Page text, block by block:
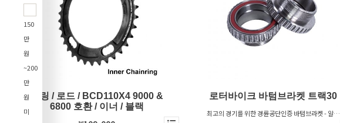
150
만
원
~200
만
원
미
큐링 / 로드 / BCD110X4 9000 &
6800 호환 / 이너 / 블랙
로터바이크 바텀브라켓 트랙30
최고의 경기를 위한 경륜공단인증 바텀브라켓 - 알듀